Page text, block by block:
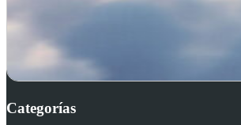
Categorías